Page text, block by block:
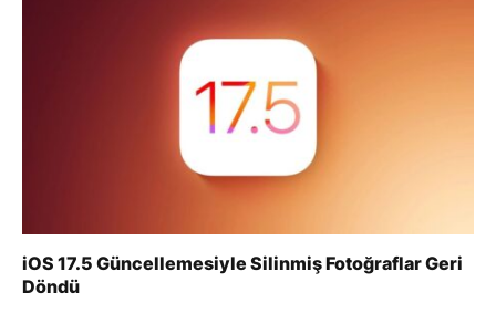
iOS 17.5 Güncellemesiyle Silinmiş Fotoğraflar Geri
Döndü